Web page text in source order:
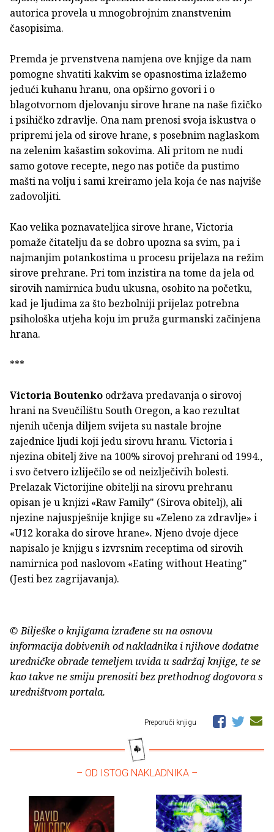
autori­ca provela u mnogobrojnim znanstvenim
časopisima.
Premda je prvenstvena namjena ove knjige da nam
pomogne shvatiti kakvim se opasnostima izlažemo
jedući kuhanu hra­nu, ona opširno govori i o
blagotvornom djelovanju sirove hrane na naše fizičko
i psihičko zdravlje. Ona nam prenosi svoja iskustva o
pripremi jela od sirove hrane, s posebnim naglaskom
na zelenim kašastim sokovima. Ali pri­tom ne nudi
samo gotove recepte, nego nas potiče da pustimo
mašti na volju i sami kreiramo jela koja će nas najviše
zadovoljiti.
Kao velika poznavateljica sirove hrane, Victoria
pomaže čitatelju da se dobro upozna sa svim, pa i
najmanjim potanko­stima u procesu prijelaza na režim
sirove prehrane. Pri tom inzistira na tome da jela od
sirovih namirnica budu ukusna, osobito na početku,
kad je ljudima za što bezbolniji prijelaz potrebna
psihološka utjeha koju im pruža gurmanski začinjena
hrana.
***
Victoria Boutenko održava predavanja o sirovoj
hrani na Sveuči­lištu South Oregon, a kao rezultat
njenih učenja diljem svijeta su nastale brojne
zajednice ljudi koji jedu sirovu hranu. Victoria i
njezina obitelj žive na 100% sirovoj prehrani od 1994.,
i svo četve­ro izliječilo se od neizlječivih bolesti.
Prelazak Victorijine obitelji na sirovu prehranu
opisan je u knjizi «Raw Family" (Sirova obitelj), ali
njezine najuspješnije knjige su «Zeleno za zdravlje» i
«U12 koraka do sirove hrane». Njeno dvoje djece
napisalo je knjigu s izvrsnim receptima od sirovih
namirnica pod naslovom «Eating without Heating"
(Jesti bez zagrijavanja).
© Bilješke o knjigama izrađene su na osnovu
informacija dobivenih od nakladnika i njihove dodatne
uredničke obrade temeljem uvida u sadržaj knjige, te se
kao takve ne smiju prenositi bez prethodnog dogovora s
uredništvom portala.
Preporuči knjigu
– OD ISTOG NAKLADNIKA –